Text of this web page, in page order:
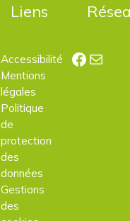
Liens
Accessibilité
Mentions
légales
Politique
de
protection
des
données
Gestions
des
E-mail